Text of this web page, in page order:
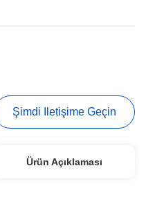
Şimdi Iletişime Geçin
Ürün Açıklaması